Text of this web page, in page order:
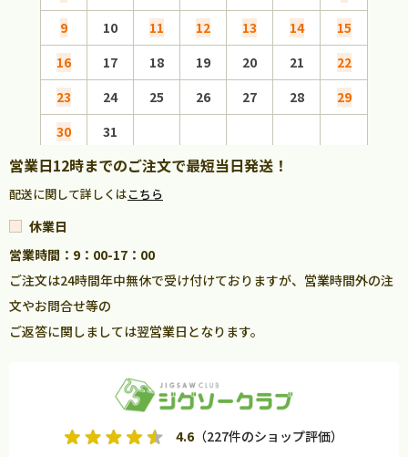
9
10 11 12 13 14
15
16
17 18 19 20 21
22
23
24 25 26 27 28
29
30
31
営業日12時までのご注文で最短当日発送！
配送に関して詳しくはこちら
休業日
営業時間：9：00-17：00
ご注文は24時間年中無休で受け付けておりますが、営業時間外の注
文やお問合せ等の
ご返答に関しましては翌営業日となります。
4.6 （227件のショップ評価）